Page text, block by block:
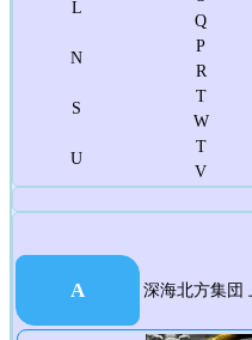
L
Q
N
P
R
S
T
W
U
T
V
A 深海北方集